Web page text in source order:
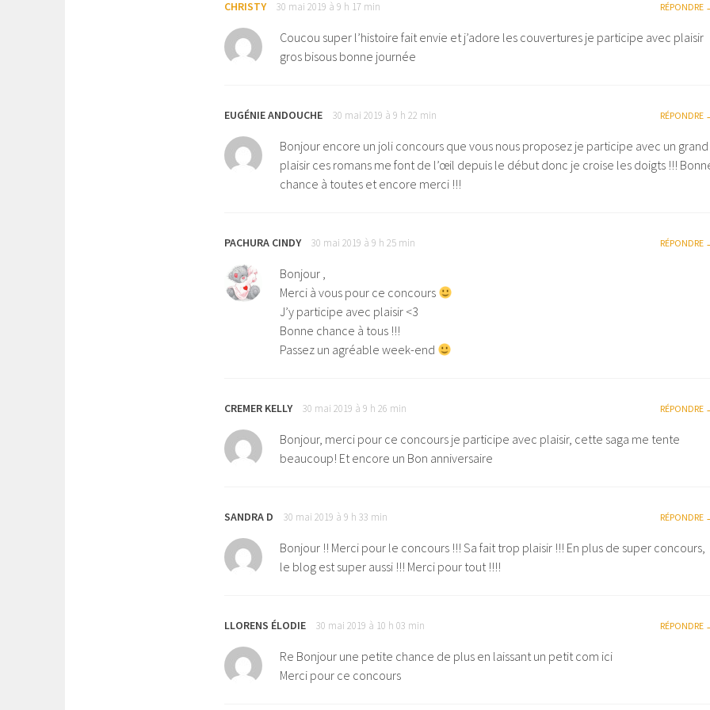
CHRISTY 30 mai 2019 à 9 h 17 min RÉPONDRE
Coucou super l’histoire fait envie et j’adore les couvertures je participe avec plaisir
gros bisous bonne journée
EUGÉNIE ANDOUCHE 30 mai 2019 à 9 h 22 min RÉPONDRE
Bonjour encore un joli concours que vous nous proposez je participe avec un grand
plaisir ces romans me font de l’œil depuis le début donc je croise les doigts !!!
chance à toutes et encore merci !!!
PACHURA CINDY 30 mai 2019 à 9 h 25 min RÉPONDRE
Bonjour ,
Merci à vous pour ce concours
J’y participe avec plaisir <3
Bonne chance à tous !!!
Passez un agréable week-end
CREMER KELLY 30 mai 2019 à 9 h 26 min RÉPONDRE
Bonjour, merci pour ce concours je participe avec plaisir, cette saga me tente
beaucoup! Et encore un Bon anniversaire
SANDRA D 30 mai 2019 à 9 h 33 min RÉPONDRE
Bonjour !! Merci pour le concours !!! Sa fait trop plaisir !!! En plus de super concours,
le blog est super aussi !!! Merci pour tout !!!!
LLORENS ÉLODIE 30 mai 2019 à 10 h 03 min RÉPONDRE
Re Bonjour une petite chance de plus en laissant un petit com ici
Merci pour ce concours